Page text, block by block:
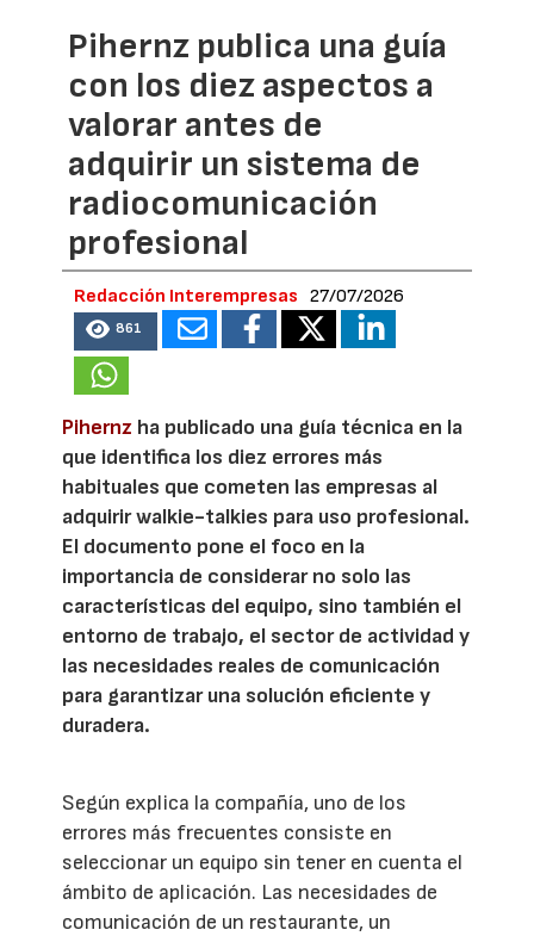
Pihernz publica una guía
con los diez aspectos a
valorar antes de
adquirir un sistema de
radiocomunicación
profesional
Redacción Interempresas 27/07/2026
861
Pihernz ha publicado una guía técnica en la
que identifica los diez errores más
habituales que cometen las empresas al
adquirir walkie-talkies para uso profesional.
El documento pone el foco en la
importancia de considerar no solo las
características del equipo, sino también el
entorno de trabajo, el sector de actividad y
las necesidades reales de comunicación
para garantizar una solución eficiente y
duradera.
Según explica la compañía, uno de los
errores más frecuentes consiste en
seleccionar un equipo sin tener en cuenta el
ámbito de aplicación. Las necesidades de
comunicación de un restaurante, un